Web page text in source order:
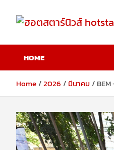
content
ฮอตสตาร์
HOME
Home 2026 มีนาคม